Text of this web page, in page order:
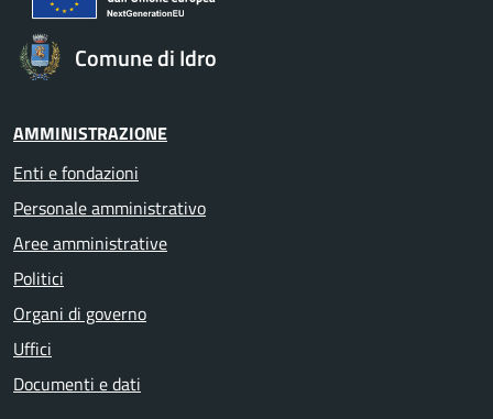
Comune di Idro
AMMINISTRAZIONE
Enti e fondazioni
Personale amministrativo
Aree amministrative
Politici
Organi di governo
Uffici
Documenti e dati